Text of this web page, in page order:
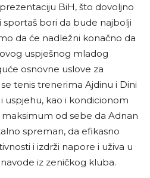
BiH, što dovoljno
sportaš bori da bude najbolji
da će nadležni konačno da
uspješnog mladog
osnovne uslove za
tenis trenerima Ajdinu i Dini
uspjehu, kao i kondicionom
od sebe da Adnan
spreman, da efikasno
i izdrži napore i uživa u
iz zeničkog kluba.